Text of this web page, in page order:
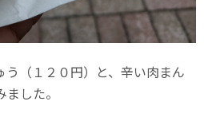
う（１２０円）と、辛い肉まん
した。